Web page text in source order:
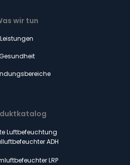
wir tun
Leistungen
Luftbefeuchtung
ADH
LRP